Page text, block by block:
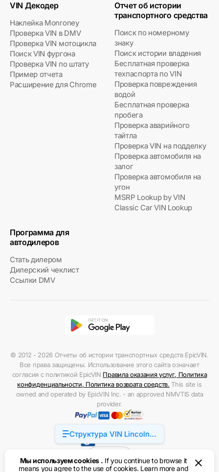
Структура VIN Lincoln
Town Car
VIN Декодер
Наклейка Monroney
Проверка VIN в DMV
Проверка VIN мотоцикла
Поиск VIN фургона
Проверка VIN по штату
Пример отчета
Расширение для Chrome
Отчет об истории
транспортного средства
Поиск по номерному
знаку
Поиск истории владения
Бесплатная проверка
техпаспорта по VIN
Проверка повреждения
водой
Бесплатная проверка
пробега
Проверка аварийного
тайтла
Проверка VIN на подделку
Проверка автомобиля на
залог
Проверка автомобиля на
угон
MSRP Lookup by VIN
Classic Car VIN Lookup
Программа для
автодилеров
Стать дилером
Дилерский чеклист
Ссылки DMV
© 2012 - 2026 Отчеты об истории транспортных средств EpicVIN.
Все права защищены. Использование этого сайта означает
согласия с политикой EpicVIN Правила оказания услуг, Политика
конфиденциальности, Политика возврата средств. This site is
owned and operated by EpicVIN Inc. - an approved NMVTIS data
provider.
США
Accessibility
Мы используем cookies . If you continue to browse it
means you agree to the use of cookies. Learn more and